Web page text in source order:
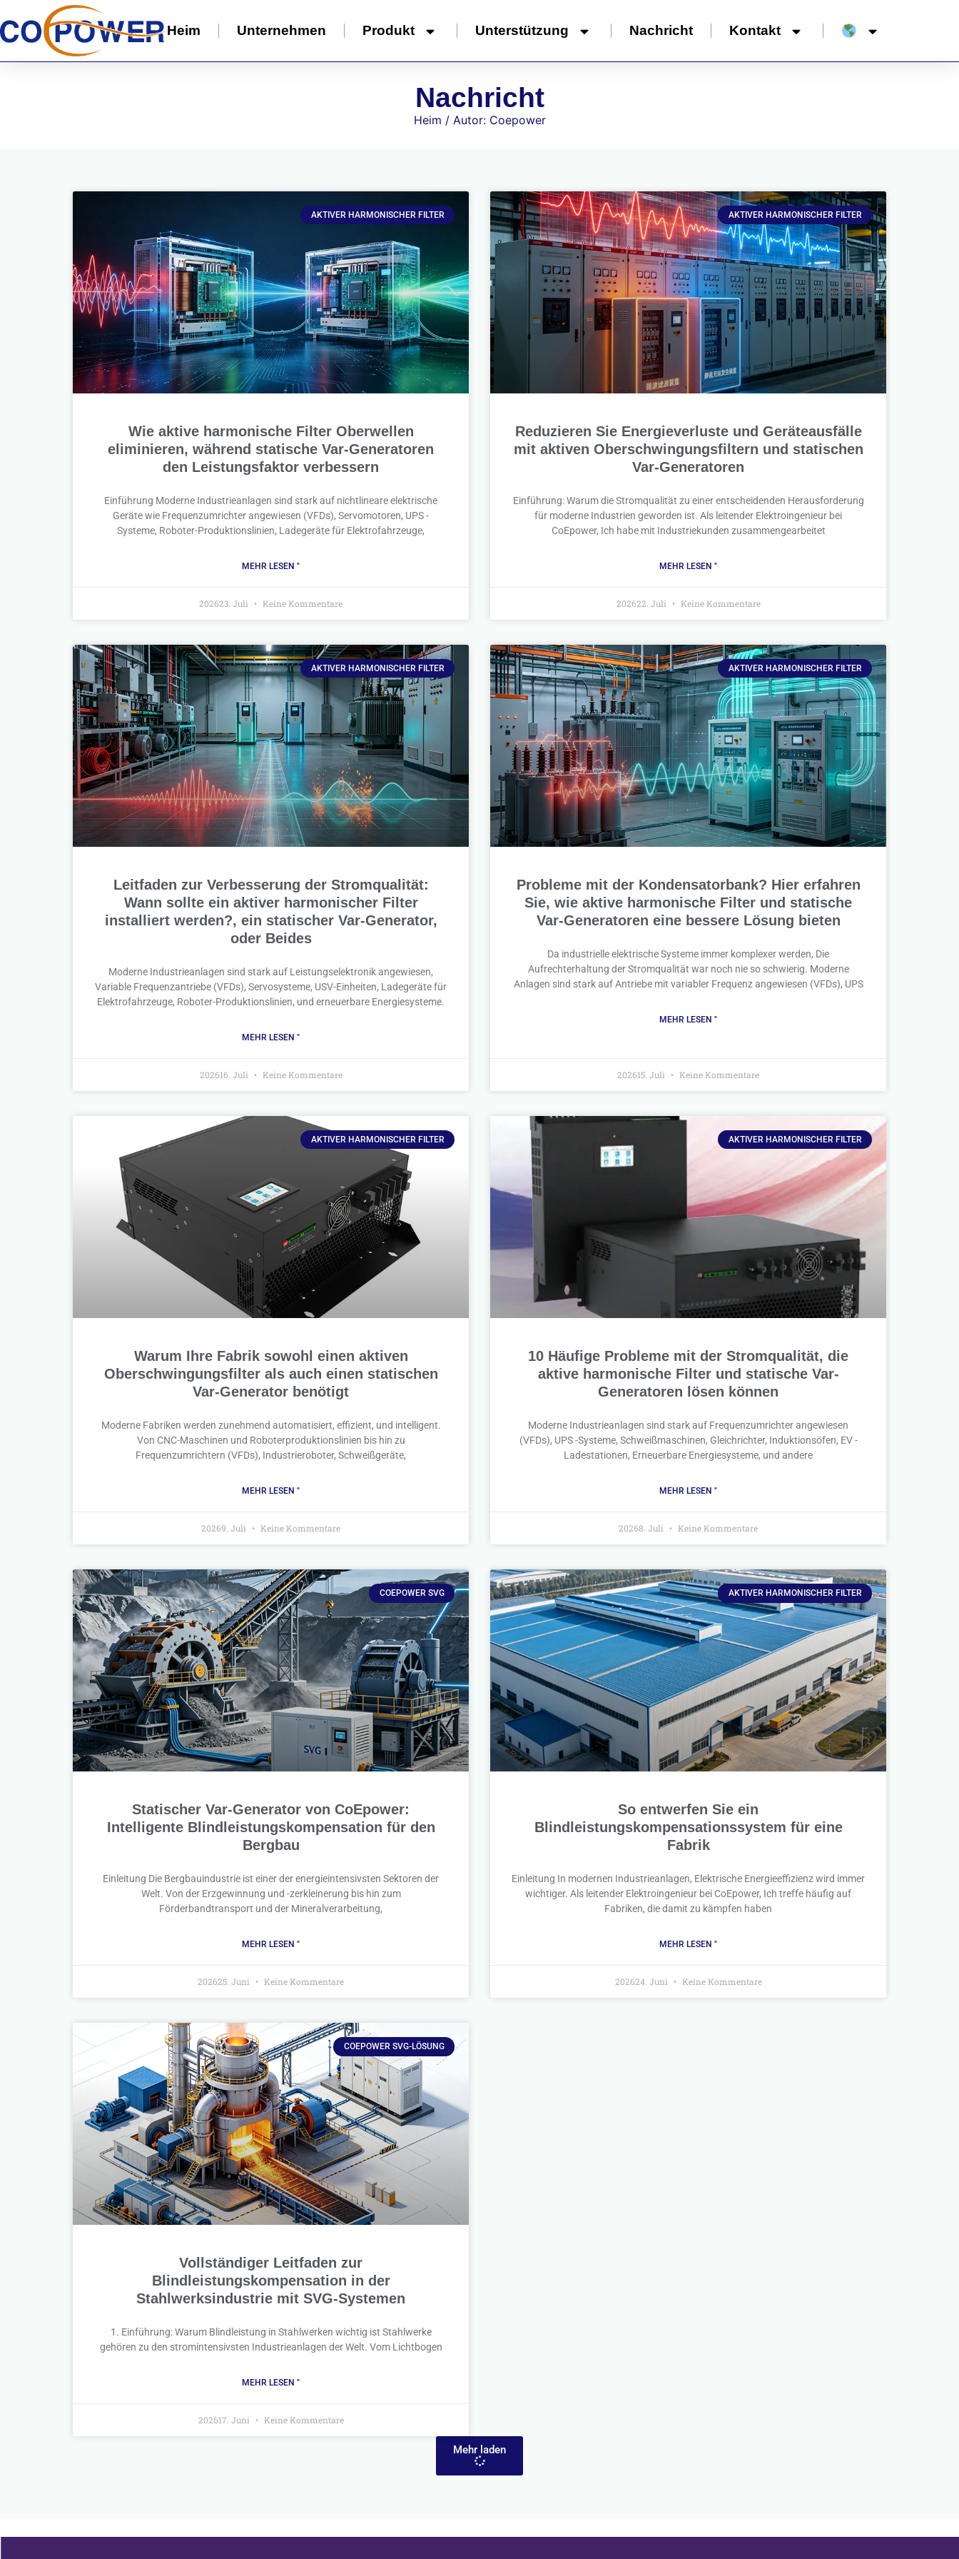
Heim Unternehmen Produkt Unterstützung Nachricht Kontakt
Nachricht
Heim / Autor: Coepower
AKTIVER HARMONISCHER FILTER
Wie aktive harmonische Filter Oberwellen
eliminieren, während statische Var-Generatoren
den Leistungsfaktor verbessern
Einführung Moderne Industrieanlagen sind stark auf nichtlineare elektrische
Geräte wie Frequenzumrichter angewiesen (VFDs), Servomotoren, UPS -
Systeme, Roboter-Produktionslinien, Ladegeräte für Elektrofahrzeuge,
MEHR LESEN "
202623. Juli Keine Kommentare
AKTIVER HARMONISCHER FILTER
Reduzieren Sie Energieverluste und Geräteausfälle
mit aktiven Oberschwingungsfiltern und statischen
Var-Generatoren
Einführung: Warum die Stromqualität zu einer entscheidenden Herausforderung
für moderne Industrien geworden ist. Als leitender Elektroingenieur bei
CoEpower, Ich habe mit Industriekunden zusammengearbeitet
MEHR LESEN "
202622. Juli Keine Kommentare
AKTIVER HARMONISCHER FILTER
Leitfaden zur Verbesserung der Stromqualität:
Wann sollte ein aktiver harmonischer Filter
installiert werden?, ein statischer Var-Generator,
oder Beides
Moderne Industrieanlagen sind stark auf Leistungselektronik angewiesen,
Variable Frequenzantriebe (VFDs), Servosysteme, USV-Einheiten, Ladegeräte für
Elektrofahrzeuge, Roboter-Produktionslinien, und erneuerbare Energiesysteme.
MEHR LESEN "
202616. Juli Keine Kommentare
AKTIVER HARMONISCHER FILTER
Probleme mit der Kondensatorbank? Hier erfahren
Sie, wie aktive harmonische Filter und statische
Var-Generatoren eine bessere Lösung bieten
Da industrielle elektrische Systeme immer komplexer werden, Die
Aufrechterhaltung der Stromqualität war noch nie so schwierig. Moderne
Anlagen sind stark auf Antriebe mit variabler Frequenz angewiesen (VFDs), UPS
MEHR LESEN "
202615. Juli Keine Kommentare
AKTIVER HARMONISCHER FILTER
Warum Ihre Fabrik sowohl einen aktiven
Oberschwingungsfilter als auch einen statischen
Var-Generator benötigt
Moderne Fabriken werden zunehmend automatisiert, effizient, und intelligent.
Von CNC-Maschinen und Roboterproduktionslinien bis hin zu
Frequenzumrichtern (VFDs), Industrieroboter, Schweißgeräte,
MEHR LESEN "
20269. Juli Keine Kommentare
AKTIVER HARMONISCHER FILTER
10 Häufige Probleme mit der Stromqualität, die
aktive harmonische Filter und statische Var-
Generatoren lösen können
Moderne Industrieanlagen sind stark auf Frequenzumrichter angewiesen
(VFDs), UPS -Systeme, Schweißmaschinen, Gleichrichter, Induktionsöfen, EV -
Ladestationen, Erneuerbare Energiesysteme, und andere
MEHR LESEN "
20268. Juli Keine Kommentare
COEPOWER SVG
Statischer Var-Generator von CoEpower:
Intelligente Blindleistungskompensation für den
Bergbau
Einleitung Die Bergbauindustrie ist einer der energieintensivsten Sektoren der
Welt. Von der Erzgewinnung und -zerkleinerung bis hin zum
Förderbandtransport und der Mineralverarbeitung,
MEHR LESEN "
202625. Juni Keine Kommentare
AKTIVER HARMONISCHER FILTER
So entwerfen Sie ein
Blindleistungskompensationssystem für eine
Fabrik
Einleitung In modernen Industrieanlagen, Elektrische Energieeffizienz wird immer
wichtiger. Als leitender Elektroingenieur bei CoEpower, Ich treffe häufig auf
Fabriken, die damit zu kämpfen haben
MEHR LESEN "
202624. Juni Keine Kommentare
COEPOWER SVG-LÖSUNG
Vollständiger Leitfaden zur
Blindleistungskompensation in der
Stahlwerksindustrie mit SVG-Systemen
1. Einführung: Warum Blindleistung in Stahlwerken wichtig ist Stahlwerke
gehören zu den stromintensivsten Industrieanlagen der Welt. Vom Lichtbogen
MEHR LESEN "
202617. Juni Keine Kommentare
Mehr laden